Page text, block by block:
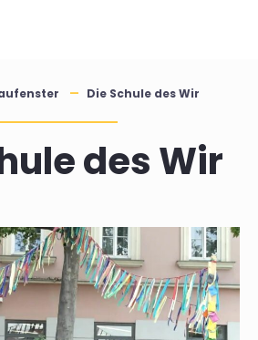
Die Schule des Wir
des Wir